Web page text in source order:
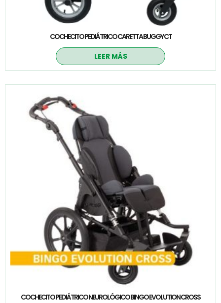
COCHECITO PEDIÁTRICO CARETTA BUGGY CT
LEER MÁS
COCHECITO PEDIÁTRICO NEUROLÓGICO BINGO EVOLUTION CROSS